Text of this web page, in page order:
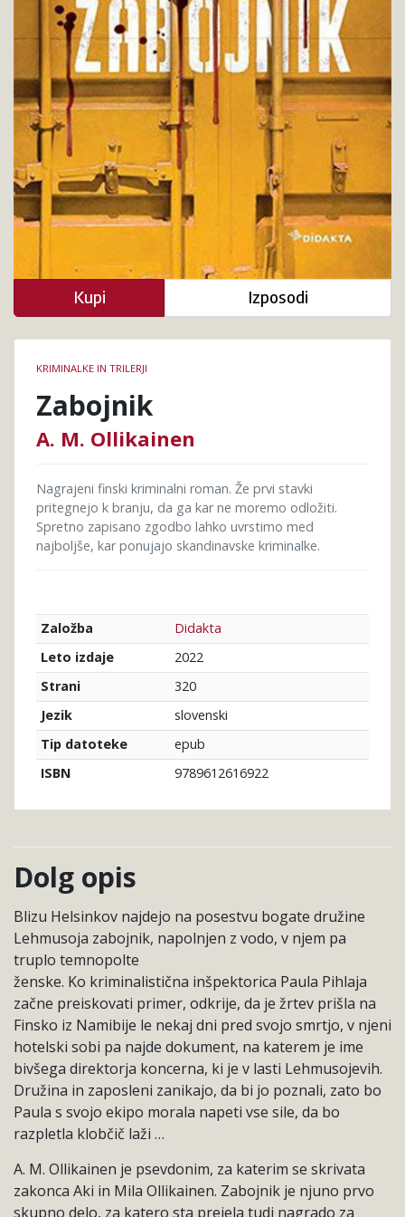
knjige
KRIMINALKE IN TRILERJI
Zabojnik
A. M. Ollikainen
Nagrajeni finski kriminalni roman. Že prvi stavki
pritegnejo k branju, da ga kar ne moremo odložiti.
Spretno zapisano zgodbo lahko uvrstimo med
najboljše, kar ponujajo skandinavske kriminalke.
Založba
Didakta
Leto izdaje
2022
Strani
320
Jezik
slovenski
Tip datoteke
epub
ISBN
9789612616922
Kupi Izposodi
Dolg opis
Blizu Helsinkov najdejo na posestvu bogate družine
Lehmusoja zabojnik, napolnjen z vodo, v njem pa
truplo temnopolte
ženske. Ko kriminalistična inšpektorica Paula Pihlaja
začne preiskovati primer, odkrije, da je žrtev prišla na
Finsko iz Namibije le nekaj dni pred svojo smrtjo, v njeni
hotelski sobi pa najde dokument, na katerem je ime
bivšega direktorja koncerna, ki je v lasti Lehmusojevih.
Družina in zaposleni zanikajo, da bi jo poznali, zato bo
Paula s svojo ekipo morala napeti vse sile, da bo
razpletla klobčič laži …
A. M. Ollikainen je psevdonim, za katerim se skrivata
zakonca Aki in Mila Ollikainen. Zabojnik je njuno prvo
skupno delo, za katero sta prejela tudi nagrado za